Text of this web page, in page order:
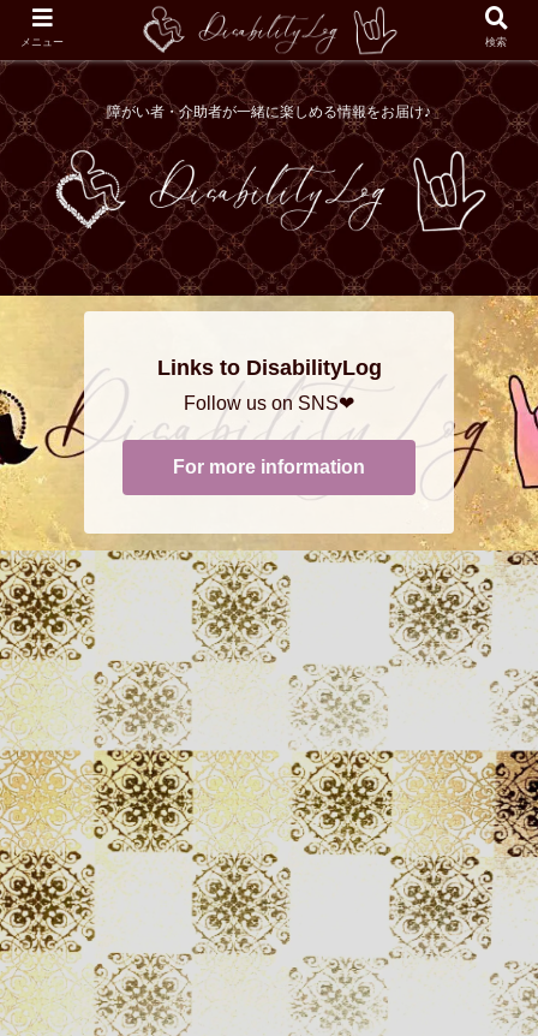
障がい者・介助者が一緒に楽しめる情報をお届け♪
Links to DisabilityLog
Follow us on SNS❤
For more information
メニュー 検索